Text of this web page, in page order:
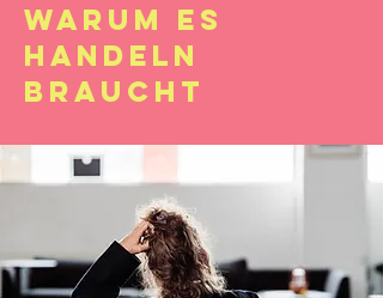
Warum es
handeln
braucht